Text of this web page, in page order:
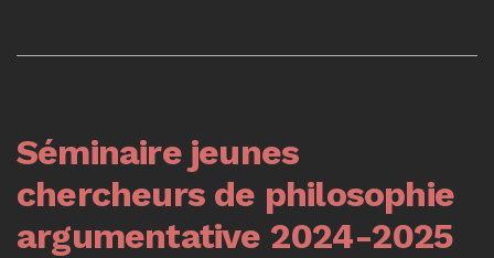
Séminaire jeunes
chercheurs de philosophie
argumentative 2024-2025